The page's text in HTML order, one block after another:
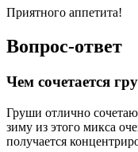
Приятного аппетита!
Вопрос-ответ
Чем сочетается
Груши отлично
зиму из этого микса
получается